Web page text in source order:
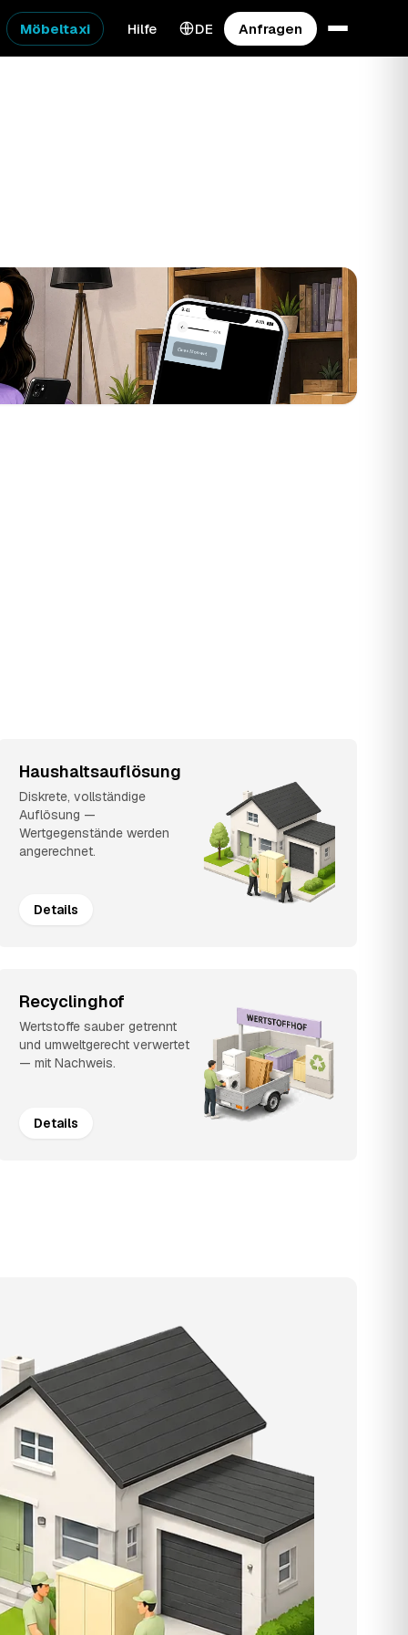
Möbeltaxi Hilfe DE Anfragen
Haushaltsauflösung
Diskrete, vollständige
Auflösung —
Wertgegenstände werden
angerechnet.
Details
Recyclinghof
Wertstoffe sauber getrennt
und umweltgerecht verwertet
— mit Nachweis.
Details